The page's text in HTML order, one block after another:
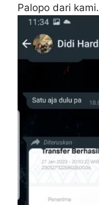
Palopo dari kami.